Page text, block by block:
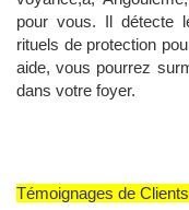
pour vous. Il détecte
rituels de protection
aide, vous pourrez
dans votre foyer.
Témoignages de